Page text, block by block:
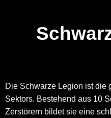
Die Schwarze Legion ist die
Sektors. Bestehend aus 10
Zerstörern bildet sie eine